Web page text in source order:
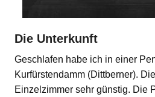
Die Unterkunft
Geschlafen habe ich in einer
Kurfürstendamm (Dittberner).
Einzelzimmer sehr günstig. Die